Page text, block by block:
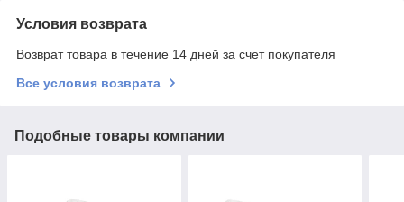
Условия возврата
Возврат товара в течение 14 дней за счет покупателя
Все условия возврата
Подобные товары компании